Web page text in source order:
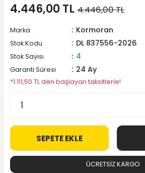
4.446,00 TL 4.446,00 TL
Marka Kormoran
Stok Kodu DL 837556-2026
Stok Sayısı 4
Garanti Süresi 24 Ay
*1.111,50 TL den başlayan taksitlerle!
SEPETE EKLE
ÜCRETSİZ KARGO